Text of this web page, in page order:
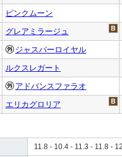
ピンクムーン
グレアミラージュ
ジャスパーロイヤル
ルクスレガート
アドバンスファラオ
エリカグロリア
11.8 - 10.4 - 11.3 - 11.8 -